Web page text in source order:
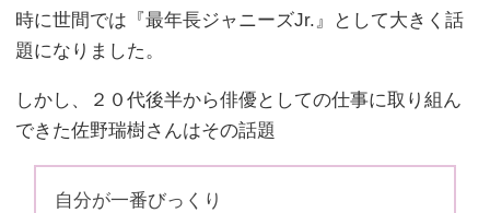
時に世間では『最年長ジャニーズJr.』として大きく話
題になりました。
しかし、２０代後半から俳優としての仕事に取り組ん
できた佐野瑞樹さんはその話題
自分が一番びっくり